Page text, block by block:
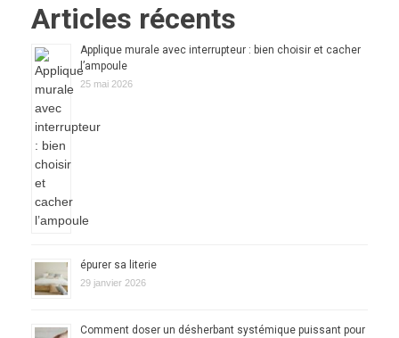
Articles récents
Applique murale avec interrupteur : bien choisir et cacher
l’ampoule
25 mai 2026
épurer sa literie
29 janvier 2026
Comment doser un désherbant systémique puissant pour